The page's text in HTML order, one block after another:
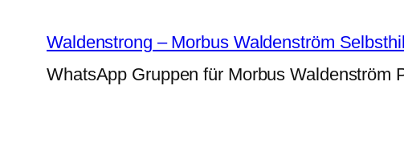
Inhalt
springen
Waldenstrong – Morbus Waldenström
WhatsApp Gruppen für Morbus Waldenström